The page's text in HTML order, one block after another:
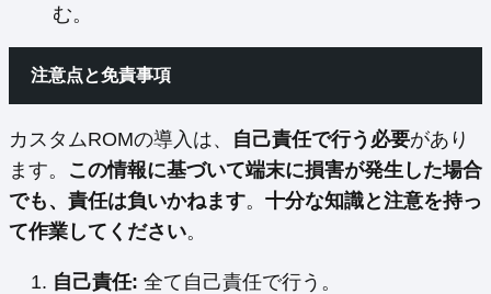
む。
注意点と免責事項
カスタムROMの導入は、 自己責任で行う必要があり
ます。 この情報に基づいて端末に損害が発生した場合
でも、責任は負いかねます。 十分な知識と注意を持っ
て作業してください。
自己責任: 全て自己責任で行う。